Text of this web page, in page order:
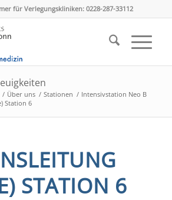
für Verlegungskliniken: 0228-287-33112
/ Über uns / Stationen / Intensivstation Neo B
Station 6
STATION 6